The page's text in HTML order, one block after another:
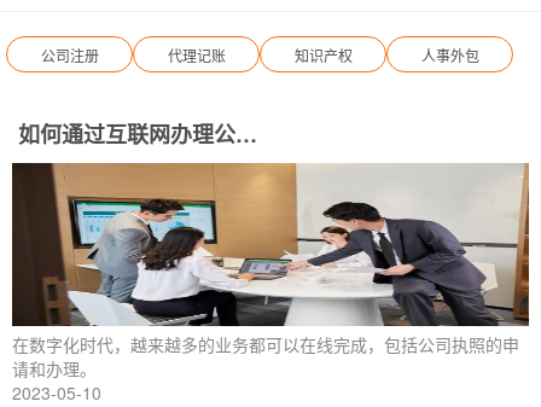
公司注册 代理记账 知识产权 人事外包
如何通过互联网办理公司执照
在数字化时代，越来越多的业务都可以在线完成，包括公司执照的申
请和办理。
2023-05-10